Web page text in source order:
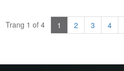
Trang 1 of 4 1 2 3 4